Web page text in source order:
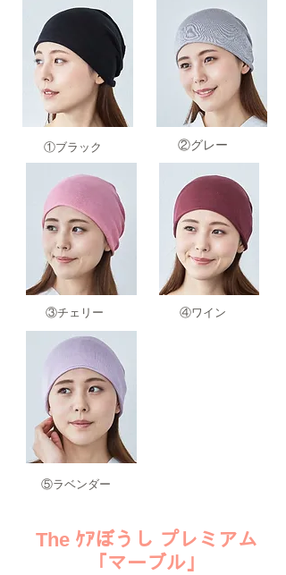
​①ブラック
​③チェリー
​②グレー
​④ワイン
​⑤ラベンダー
​The ｹｱぼうし プレミアム
「マーブル」